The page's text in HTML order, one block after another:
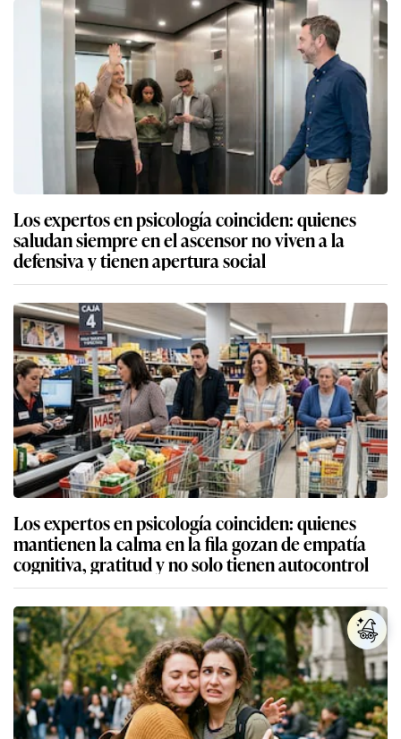
Los expertos en psicología coinciden: quienes
saludan siempre en el ascensor no viven a la
defensiva y tienen apertura social
Los expertos en psicología coinciden: quienes
mantienen la calma en la fila gozan de empatía
cognitiva, gratitud y no solo tienen autocontrol